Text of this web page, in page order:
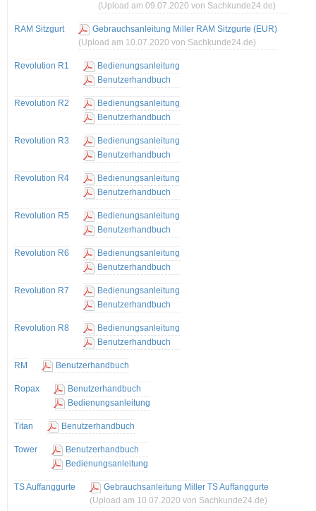
(Upload am 09.07.2020 von Sachkunde24.de)
RAM Sitzgurt
Gebrauchsanleitung Miller RAM Sitzgurte (EUR)
(Upload am 10.07.2020 von Sachkunde24.de)
Revolution R1
Bedienungsanleitung
Benutzerhandbuch
Revolution R2
Bedienungsanleitung
Benutzerhandbuch
Revolution R3
Bedienungsanleitung
Benutzerhandbuch
Revolution R4
Bedienungsanleitung
Benutzerhandbuch
Revolution R5
Bedienungsanleitung
Benutzerhandbuch
Revolution R6
Bedienungsanleitung
Benutzerhandbuch
Revolution R7
Bedienungsanleitung
Benutzerhandbuch
Revolution R8
Bedienungsanleitung
Benutzerhandbuch
RM Benutzerhandbuch
Ropax
Benutzerhandbuch
Bedienungsanleitung
Titan Benutzerhandbuch
Tower
Benutzerhandbuch
Bedienungsanleitung
TS Auffanggurte
Gebrauchsanleitung Miller TS Auffanggurte
(Upload am 10.07.2020 von Sachkunde24.de)